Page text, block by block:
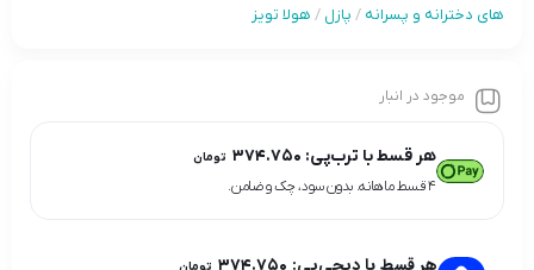
های دخترانه و پسرانه / پازل / هولا تویز
موجود در انبار
هر قسط با ترب‌پی: ۳۷۴.۷۵۰ تومان
۴ قسط ماهانه. بدون سود، چک و ضامن.